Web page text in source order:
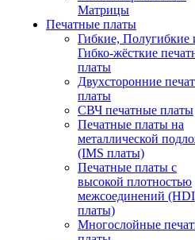
Матрицы
Печатные платы
Гибкие, Полугибкие
Гибко-жёсткие
платы
Двухсторонние
платы
СВЧ печатные платы
Печатные платы на
металлической
(IMS платы)
Печатные платы с
высокой плотностью
межсоединений (HDI
платы)
Многослойные